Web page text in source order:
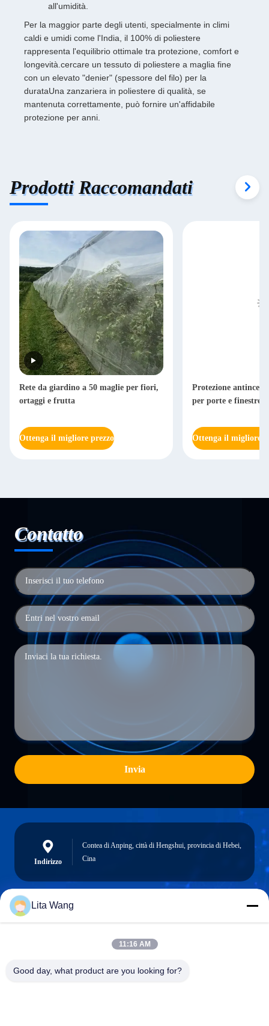
all'umidità.
Per la maggior parte degli utenti, specialmente in climi
caldi e umidi come l'India, il 100% di poliestere
rappresenta l'equilibrio ottimale tra protezione, comfort e
longevità.cercare un tessuto di poliestere a maglia fine
con un elevato "denier" (spessore del filo) per la
durataUna zanzariera in poliestere di qualità, se
mantenuta correttamente, può fornire un'affidabile
protezione per anni.
Prodotti Raccomandati
Rete da giardino a 50 maglie per fiori,
ortaggi e frutta
Ottenga il migliore prezzo
Protezione
per porte e finestre
Ottenga il migliore
Contatto
Invia
Indirizzo
Contea di Anping, città di Hengshui, provincia di Hebei,
Cina
lita@screenmeshnet.com
Lita Wang
11:16 AM
Good day, what product are you looking for?